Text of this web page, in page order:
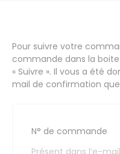
S
u
Pour suivre votre
commande dans la
« Suivre ». Il vous a été
mail de confirmation
N° de commande